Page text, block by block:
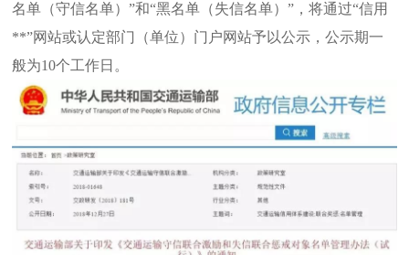
名单（守信名单）”和“黑名单（失信名单）”，将通过“信用
**”网站或认定部门（单位）门户网站予以公示，公示期一
般为10个工作日。